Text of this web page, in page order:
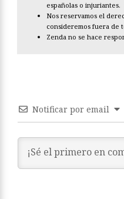
españolas o injuriantes.
Nos reservamos el
consideremos fuera de
Zenda no se hace
Notificar por email